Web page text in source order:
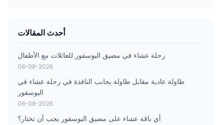
أحدث المقالات
رحلة عشاء في مضيق البوسفور للعائلات مع الأطفال
06-08-2026
طاولة عادية مقابل طاولة بجانب النافذة في رحلة عشاء في
البوسفور
06-08-2026
أي باقة عشاء على مضيق البوسفور يجب أن تختار؟